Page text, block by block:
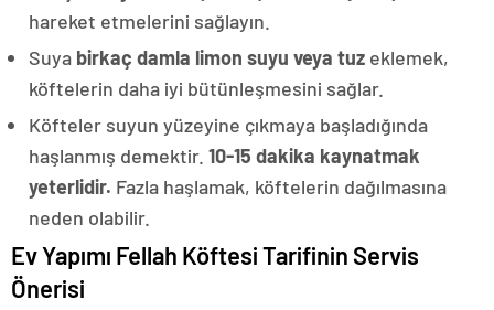
hareket etmelerini sağlayın.
Suya birkaç damla limon suyu veya tuz eklemek,
köftelerin daha iyi bütünleşmesini sağlar.
Köfteler suyun yüzeyine çıkmaya başladığında
haşlanmış demektir. 10-15 dakika kaynatmak
yeterlidir. Fazla haşlamak, köftelerin dağılmasına
neden olabilir.
Ev Yapımı Fellah Köftesi Tarifinin Servis
Önerisi